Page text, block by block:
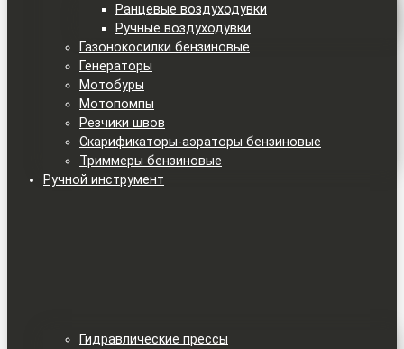
Ранцевые воздуходувки
Ручные воздуходувки
Газонокосилки бензиновые
Генераторы
Мотобуры
Мотопомпы
Резчики швов
Скарификаторы-аэраторы бензиновые
Триммеры бензиновые
Ручной инструмент
Гидравлические прессы